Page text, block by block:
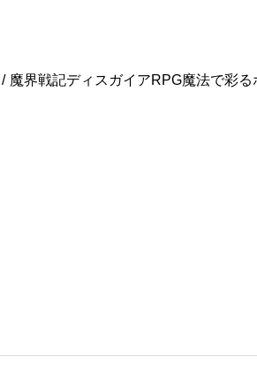
魔界戦記ディスガイアRPG魔法で彩る